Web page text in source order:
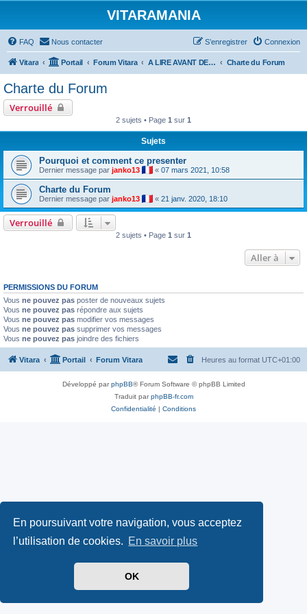
En poursuivant votre navigation, vous acceptez
l’utilisation de cookies. En savoir plus
OK
VITARAMANIA
FAQ Nous contacter Connexion
S’enregistrer
Vitara Portail Forum Vitara A LIRE AVANT DE POSTER Charte du Forum
Charte du Forum
Verrouillé
2 sujets • Page 1 sur 1
Sujets
Pourquoi et comment ce presenter
Dernier message par janko13 « 07 mars 2021, 10:58
Charte du Forum
Dernier message par janko13 « 21 janv. 2020, 18:10
Verrouillé
2 sujets • Page 1 sur 1
Aller à
PERMISSIONS DU FORUM
Vous ne pouvez pas poster de nouveaux sujets
Vous ne pouvez pas répondre aux sujets
Vous ne pouvez pas modifier vos messages
Vous ne pouvez pas supprimer vos messages
Vous ne pouvez pas joindre des fichiers
Vitara Portail Forum Vitara Heures au format UTC+01:00
Développé parphpBB® Forum Software © phpBB Limited
Traduit parphpBB-fr.com
Confidentialité | Conditions